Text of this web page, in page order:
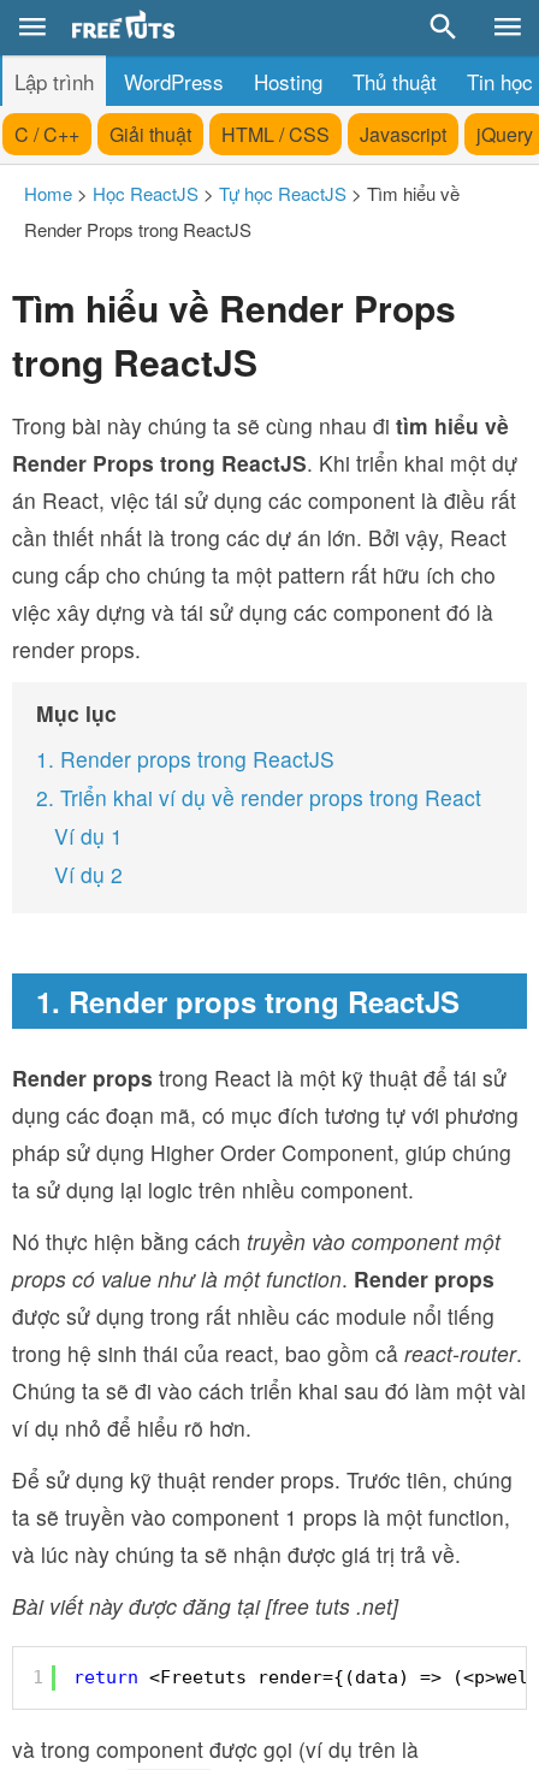
Lập trình WordPress Hosting Thủ thuật Tin học
C / C++ Giải thuật HTML / CSS Javascript jQuery
Home > Học ReactJS > Tự học ReactJS > Tìm hiểu về
Render Props trong ReactJS
Tìm hiểu về Render Props
trong ReactJS
Trong bài này chúng ta sẽ cùng nhau đi tìm hiểu về
Render Props trong ReactJS. Khi triển khai một dự
án React, việc tái sử dụng các component là điều rất
cần thiết nhất là trong các dự án lớn. Bởi vậy, React
cung cấp cho chúng ta một pattern rất hữu ích cho
việc xây dựng và tái sử dụng các component đó là
render props.
Mục lục
1. Render props trong ReactJS
2. Triển khai ví dụ về render props trong React
Ví dụ 1
Ví dụ 2
1. Render props trong ReactJS
Render props trong React là một kỹ thuật để tái sử
dụng các đoạn mã, có mục đích tương tự với phương
pháp sử dụng Higher Order Component, giúp chúng
ta sử dụng lại logic trên nhiều component.
Nó thực hiện bằng cách truyền vào component một
props có value như là một function. Render props
được sử dụng trong rất nhiều các module nổi tiếng
trong hệ sinh thái của react, bao gồm cả react-router.
Chúng ta sẽ đi vào cách triển khai sau đó làm một vài
ví dụ nhỏ để hiểu rõ hơn.
Để sử dụng kỹ thuật render props. Trước tiên, chúng
ta sẽ truyền vào component 1 props là một function,
và lúc này chúng ta sẽ nhận được giá trị trả về.
Bài viết này được đăng tại [free tuts .net]
1 return <Freetuts render={(data) =>
và trong component được gọi (ví dụ trên là